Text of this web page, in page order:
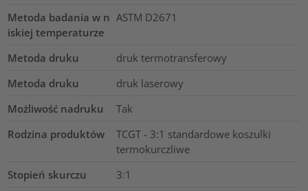
Metoda badania w n
iskiej temperaturze
ASTM D2671
Metoda druku
druk termotransferowy
Metoda druku
druk laserowy
Możliwość nadruku
Tak
Rodzina produktów
TCGT - 3:1 standardowe koszulki
termokurczliwe
Stopień skurczu
3:1